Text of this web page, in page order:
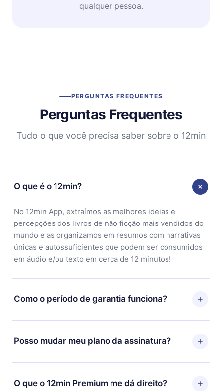
qualquer pessoa.
PERGUNTAS FREQUENTES
Perguntas Frequentes
Tudo o que você precisa saber sobre o 12min
O que é o 12min?
No 12min App, extraímos as melhores ideias e
percepções dos livros de não ficção mais vendidos do
mundo e as organizamos em resumos com narrativas
únicas e autossuficientes que podem ser consumidos
em áudio e/ou texto em cerca de 12 minutos!
Como o período de garantia funciona?
Você pode baixar nosso aplicativo e começar a
aproveitar nossa biblioteca. Se por algum motivo não
ficar satisfeito com nossa plataforma, basta entrar em
solicitar o reembolso do valor. Você receberá tudo que
Posso mudar meu plano da assinatura?
Sim, mas a mudança só se aplicará a partir do próximo
período de cobrança. Por exemplo, se você decidiu
O que o 12min Premium me dá direito?